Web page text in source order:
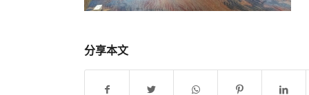
分享本文